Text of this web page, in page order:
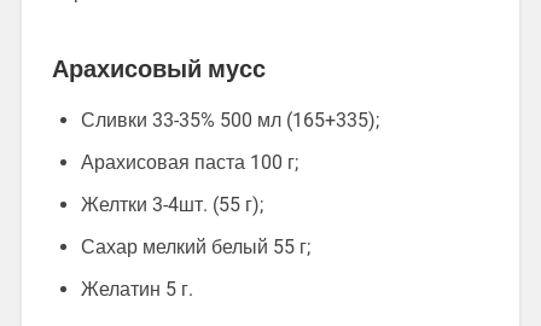
Арахисовый мусс
Сливки 33-35% 500 мл (165+335);
Арахисовая паста 100 г;
Желтки 3-4шт. (55 г);
Сахар мелкий белый 55 г;
Желатин 5 г.